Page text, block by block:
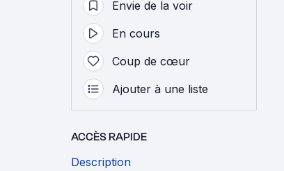
Envie de la voir
En cours
Coup de cœur
Ajouter à une liste
ACCÈS RAPIDE
Description